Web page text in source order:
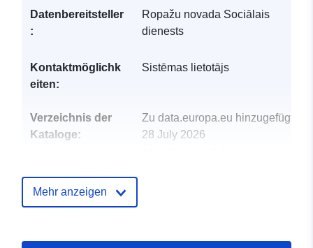
Datenbereitsteller
:
Ropažu novada Sociālais
dienests
Kontaktmöglichk
eiten:
Sistēmas lietotājs
Verzeichnis der
Kataloge:
Zu data.europa.eu hinzugefügt:
28 July 2026
Identifikatoren:
uriRef: http://data.europa.eu/88u/dataset/
Mehr anzeigen